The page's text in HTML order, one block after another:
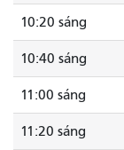
10:20 sáng
10:40 sáng
11:00 sáng
11:20 sáng